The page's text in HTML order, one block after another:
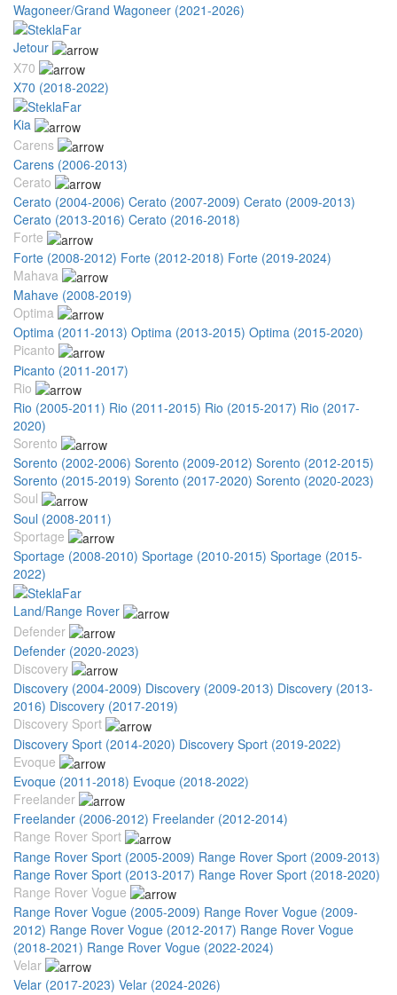
Wagoneer/Grand Wagoneer (2021-2026)
Jetour
X70
X70 (2018-2022)
Kia
Carens
Carens (2006-2013)
Cerato
Cerato (2004-2006) Cerato (2007-2009) Cerato (2009-2013)
Cerato (2013-2016) Cerato (2016-2018)
Forte
Forte (2008-2012) Forte (2012-2018) Forte (2019-2024)
Mahava
Mahave (2008-2019)
Optima
Optima (2011-2013) Optima (2013-2015) Optima (2015-2020)
Picanto
Picanto (2011-2017)
Rio
Rio (2005-2011) Rio (2011-2015) Rio (2015-2017) Rio (2017-
2020)
Sorento
Sorento (2002-2006) Sorento (2009-2012) Sorento (2012-2015)
Sorento (2015-2019) Sorento (2017-2020) Sorento (2020-2023)
Soul
Soul (2008-2011)
Sportage
Sportage (2008-2010) Sportage (2010-2015) Sportage (2015-
2022)
Land/Range Rover
Defender
Defender (2020-2023)
Discovery
Discovery (2004-2009) Discovery (2009-2013) Discovery (2013-
2016) Discovery (2017-2019)
Discovery Sport
Discovery Sport (2014-2020) Discovery Sport (2019-2022)
Evoque
Evoque (2011-2018) Evoque (2018-2022)
Freelander
Freelander (2006-2012) Freelander (2012-2014)
Range Rover Sport
Range Rover Sport (2005-2009) Range Rover Sport (2009-2013)
Range Rover Sport (2013-2017) Range Rover Sport (2018-2020)
Range Rover Vogue
Range Rover Vogue (2005-2009) Range Rover Vogue (2009-
2012) Range Rover Vogue (2012-2017) Range Rover Vogue
(2018-2021) Range Rover Vogue (2022-2024)
Velar
Velar (2017-2023) Velar (2024-2026)